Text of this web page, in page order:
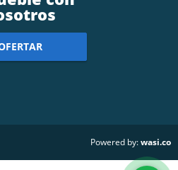
Powered by:wasi.co